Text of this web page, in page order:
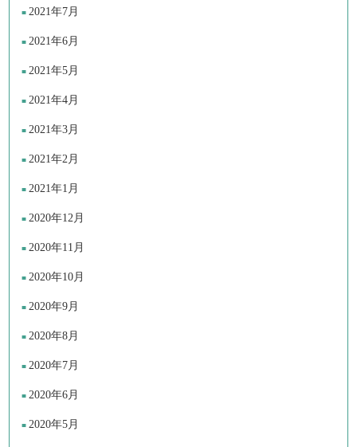
2021年7月
2021年6月
2021年5月
2021年4月
2021年3月
2021年2月
2021年1月
2020年12月
2020年11月
2020年10月
2020年9月
2020年8月
2020年7月
2020年6月
2020年5月